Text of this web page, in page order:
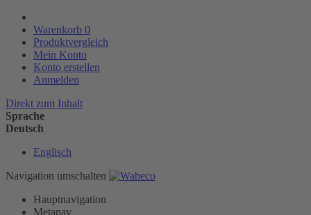
Warenkorb 0
Produktvergleich
Mein Konto
Konto erstellen
Anmelden
Direkt zum Inhalt
Sprache
Deutsch
Englisch
Navigation umschalten
Hauptnavigation
Metanav